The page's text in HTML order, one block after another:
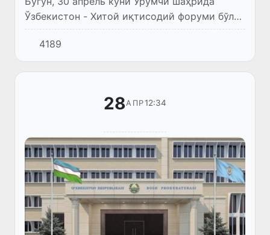
Ўзбекистон - Хитой иқтисодий форуми бўлиб
ўтди.
4189
28АПР12:34